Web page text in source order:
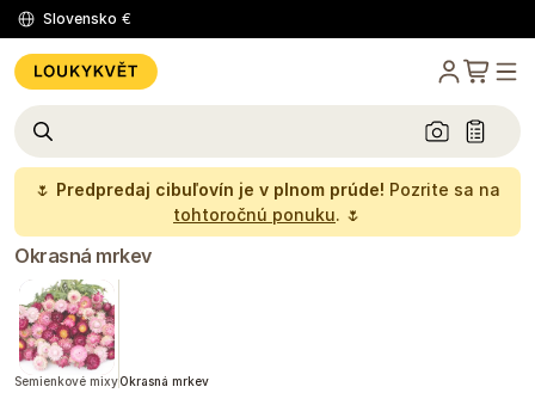
Slovensko €
🌷 Predpredaj cibuľovín je v plnom prúde! Pozrite sa na
tohtoročnú ponuku. 🌷
Okrasná mrkev
Semienkové mixyOkrasná mrkev